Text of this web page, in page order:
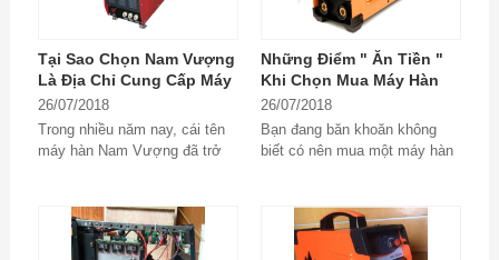
Tại Sao Chọn Nam Vượng
Là Địa Chỉ Cung Cấp Máy
Hàn Mini Cũ Uy Tín?
26/07/2018
Trong nhiều năm nay, cái tên
máy hàn Nam Vượng đã trở
Những Điểm " Ăn Tiền "
Khi Chọn Mua Máy Hàn
Mini Cũ
26/07/2018
Bạn đang băn khoăn không
biết có nên mua một máy hàn